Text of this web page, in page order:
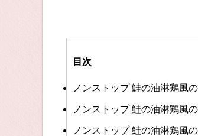
目次
ノンストップ 鮭の油淋鶏風
ノンストップ 鮭の油淋鶏風
ノンストップ 鮭の油淋鶏風